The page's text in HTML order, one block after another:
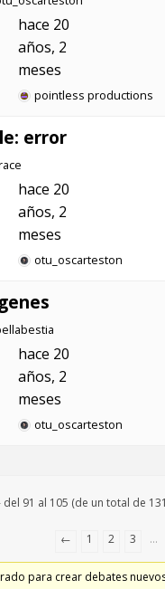
hace 20
años, 2
meses
pointless productions
error
hace 20
años, 2
meses
otu_oscarteston
hace 20
años, 2
meses
otu_oscarteston
91 al 105 (de un total de
← 1 2 3 …
para crear debates